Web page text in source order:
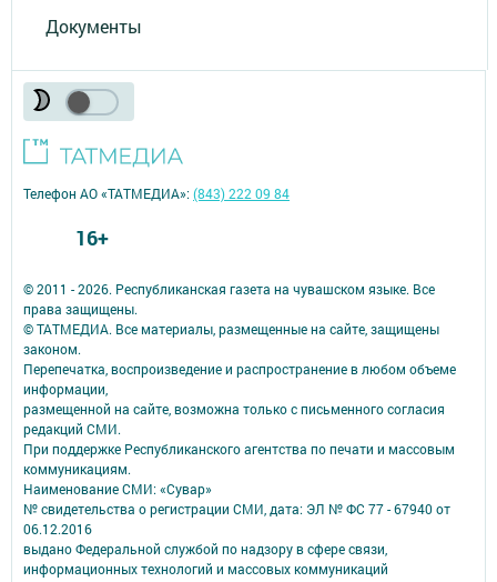
Документы
© 2011 - 2026. Республиканская газета на чувашском языке. Все
права защищены.
© ТАТМЕДИА. Все материалы, размещенные на сайте, защищены
законом.
Перепечатка, воспроизведение и распространение в любом объеме
информации,
размещенной на сайте, возможна только с письменного согласия
редакций СМИ.
При поддержке Республиканского агентства по печати и массовым
коммуникациям.
Наименование СМИ: «Сувар»
№ свидетельства о регистрации СМИ, дата: ЭЛ № ФС 77 - 67940 от
06.12.2016
выдано Федеральной службой по надзору в сфере связи,
информационных технологий и массовых коммуникаций
Телефон АО «ТАТМЕДИА»:(843) 222 09 84
16+